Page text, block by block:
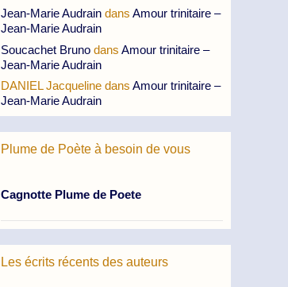
Jean-Marie Audrain dans Amour trinitaire –
Jean-Marie Audrain
Soucachet Bruno dans Amour trinitaire –
Jean-Marie Audrain
DANIEL Jacqueline dans Amour trinitaire –
Jean-Marie Audrain
Plume de Poète à besoin de vous
Cagnotte Plume de Poete
Les écrits récents des auteurs